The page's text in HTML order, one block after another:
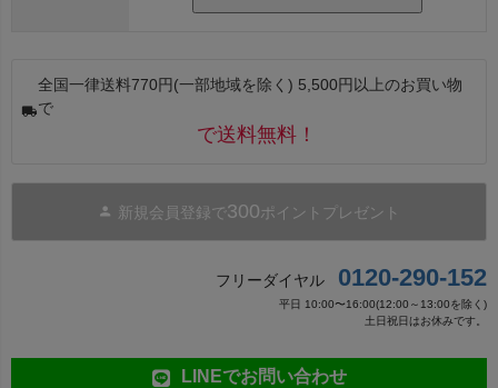
全国一律送料770円(一部地域を除く) 5,500円以上のお買い物
で
で送料無料！
新規会員登録で300ポイントプレゼント
フリーダイヤル 0120-290-152
平日 10:00〜16:00(12:00～13:00を除く)
土日祝日はお休みです。
LINEでお問い合わせ